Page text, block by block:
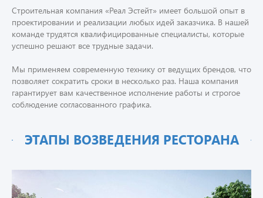
Строительная компания «Реал Эстейт» имеет большой опыт в
проектировании и реализации любых идей заказчика. В нашей
команде трудятся квалифицированные специалисты, которые
успешно решают все трудные задачи.
Мы применяем современную технику от ведущих брендов, что
позволяет сократить сроки в несколько раз. Наша компания
гарантирует вам качественное исполнение работы и строгое
соблюдение согласованного графика.
ЭТАПЫ ВОЗВЕДЕНИЯ РЕСТОРАНА